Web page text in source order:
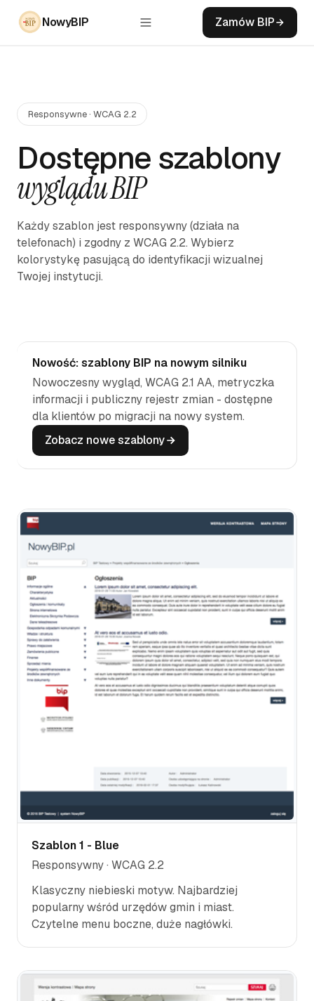
NowyBIP Zamów BIP
Responsywne · WCAG 2.2
Dostępne szablony
wyglądu BIP
Każdy szablon jest responsywny (działa na
telefonach) i zgodny z WCAG 2.2. Wybierz
kolorystykę pasującą do identyfikacji wizualnej
Twojej instytucji.
Nowość: szablony BIP na nowym silniku
Nowoczesny wygląd, WCAG 2.1 AA, metryczka
informacji i publiczny rejestr zmian - dostępne
dla klientów po migracji na nowy system.
Zobacz nowe szablony
Szablon 1 - Blue
Responsywny · WCAG 2.2
Klasyczny niebieski motyw. Najbardziej
popularny wśród urzędów gmin i miast.
Czytelne menu boczne, duże nagłówki.